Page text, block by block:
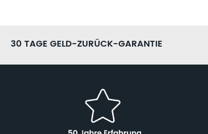
30 TAGE GELD-ZURÜCK-GARANTIE